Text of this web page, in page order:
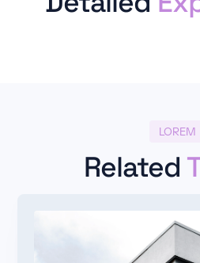
LOREM
Related